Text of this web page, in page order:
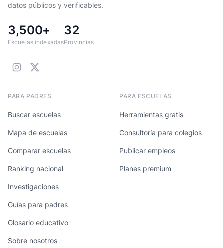
datos públicos y verificables.
3,500+
Escuelas indexadas
32
Provincias
PARA PADRES
Buscar escuelas
Mapa de escuelas
Comparar escuelas
Ranking nacional
Investigaciones
Guías para padres
Glosario educativo
Sobre nosotros
PARA ESCUELAS
Herramientas gratis
Consultoría para colegios
Publicar empleos
Planes premium